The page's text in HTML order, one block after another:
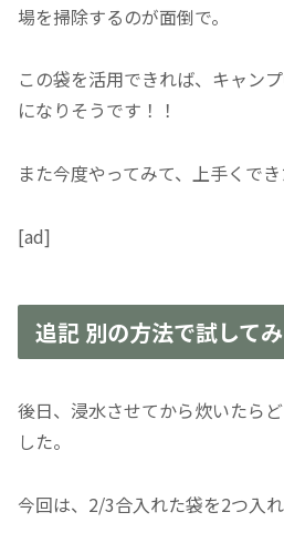
場を掃除するのが面倒で。
この袋を活用できれば、キャン
になりそうです！！
また今度やってみて、上手くで
[ad]
追記 別の方法で試して
後日、浸水させてから炊いたら
した。
今回は、2/3合入れた袋を2つ入れ